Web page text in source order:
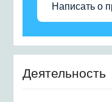
Написать о
Деятельность